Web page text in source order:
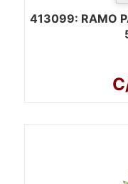
413099: RAMO